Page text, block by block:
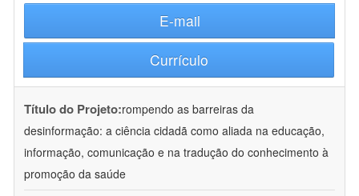
E-mail
Currículo
Título do Projeto:rompendo as barreiras da
desinformação: a ciência cidadã como aliada na educação,
informação, comunicação e na tradução do conhecimento à
promoção da saúde